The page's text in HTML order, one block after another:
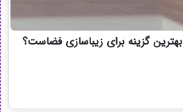
گزینه برای زیباسازی فضاست؟